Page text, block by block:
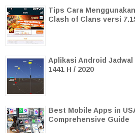
Tips Cara
Clash of Clans versi
Aplikasi Android Jadwal
1441 H / 2020
Best Mobile Apps in
Comprehensive Guide